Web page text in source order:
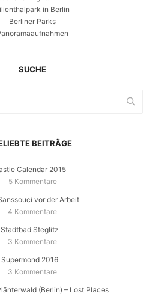
in Berlin
Berliner Parks
SUCHE
BEITRÄGE
Calendar 2015
5 Kommentare
vor der Arbeit
4 Kommentare
Stadtbad Steglitz
3 Kommentare
Supermond 2016
3 Kommentare
(Berlin) – Lost Places